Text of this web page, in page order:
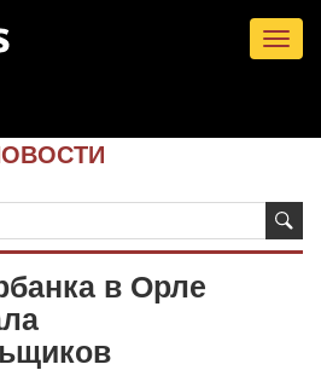
в Орле